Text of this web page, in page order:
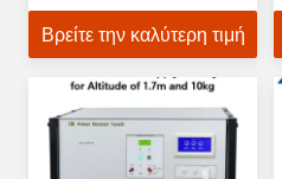
50A ±0.1% Accuracy
Βρείτε την καλύτερη τιμή